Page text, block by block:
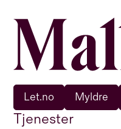
Tjenester
Let.no Myldre